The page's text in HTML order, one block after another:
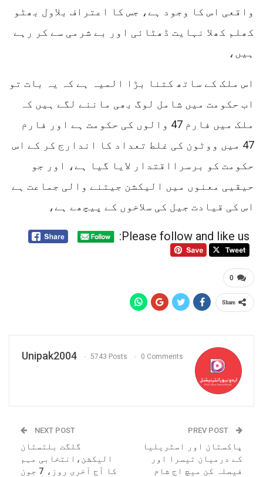
واقعی اس کا وجود ہے، جس کا اعتراف بلاول بھٹو
کھلم کھلا نہایت ڈھٹائی اور بے شرمی سے کر رہے
ہیں،
اس ملک کے ساتھ کتنا بڑا المیہ ہے کہ یہ بات تو
اب حکومت میں شامل لوگ بھی ماننے لگے ہیں کہ
ملک میں فارم 47 والوں کی حکومت ہے اور فارم
47 میں ووٹون کی غلط تعداد کا اندارج کر کے اس
حکومت کو برسرااقتدار لایا گیا ہے، اور جو
حیقیی معنوں میں الیکشن جیتنے والی جماعت ہے
اس کی قیادت جیل کی سلاخوں کے پیچھے ہے،
Please follow and like us:
0
Share
Unipak2004 5743 Posts 0 Comments
پاکستان اور اسٹریلیا
کے درمیان تیسرا اور
فیصلہ کن میچ اج شام
NEXT POST
گلگت بلتستان
الیکشن،انتخابی مہم
کا آج آخری روز، 7 جون